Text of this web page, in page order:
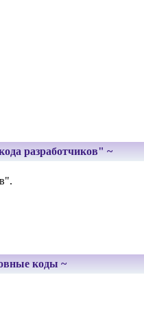
разработчиков" ~
коды ~